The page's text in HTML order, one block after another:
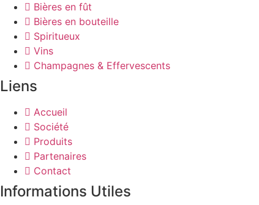
Bières en fût
Bières en bouteille
Spiritueux
Vins
Champagnes & Effervescents
Liens
Accueil
Société
Produits
Partenaires
Contact
Informations Utiles